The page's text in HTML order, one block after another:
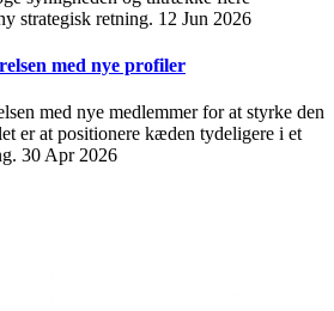
strategisk retning. 12 Jun 2026
med nye profiler
med nye medlemmer for at styrke den
er at positionere kæden tydeligere i et
30 Apr 2026